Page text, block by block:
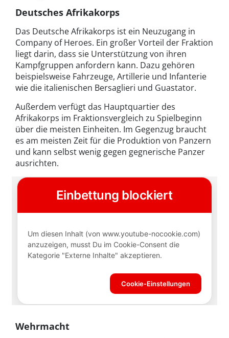
Deutsches Afrikakorps
Das Deutsche Afrikakorps ist ein Neuzugang in
Company of Heroes. Ein großer Vorteil der Fraktion
liegt darin, dass sie Unterstützung von ihren
Kampfgruppen anfordern kann. Dazu gehören
beispielsweise Fahrzeuge, Artillerie und Infanterie
wie die italienischen Bersaglieri und Guastator.
Außerdem verfügt das Hauptquartier des
Afrikakorps im Fraktionsvergleich zu Spielbeginn
über die meisten Einheiten. Im Gegenzug braucht
es am meisten Zeit für die Produktion von Panzern
und kann selbst wenig gegen gegnerische Panzer
ausrichten.
Wehrmacht